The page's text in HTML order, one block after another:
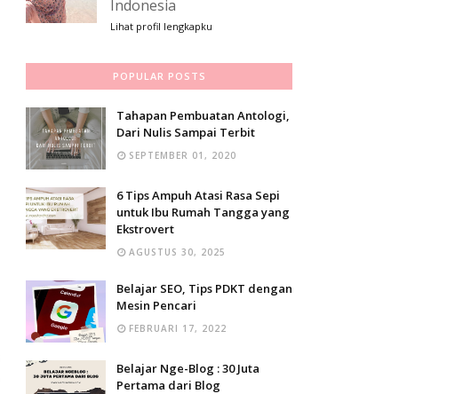
Indonesia
Lihat profil lengkapku
POPULAR POSTS
Tahapan Pembuatan Antologi,
Dari Nulis Sampai Terbit
SEPTEMBER 01, 2020
6 Tips Ampuh Atasi Rasa Sepi
untuk Ibu Rumah Tangga yang
Ekstrovert
AGUSTUS 30, 2025
Belajar SEO, Tips PDKT dengan
Mesin Pencari
FEBRUARI 17, 2022
Belajar Nge-Blog : 30 Juta
Pertama dari Blog